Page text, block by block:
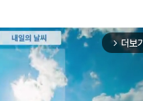
arrow_forward_ios 더보기